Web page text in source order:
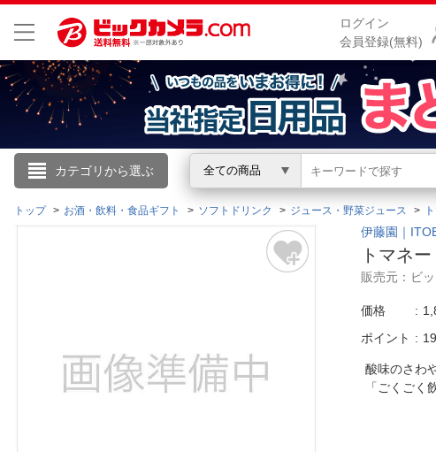
ログイン
会員登録(無料)
カテゴリから選ぶ 全ての商品
こんにちは
ログイン
閲覧履歴
トップ お酒・飲料・食品ギフト ソフトドリンク ジュース・野菜ジュース
伊藤園｜
トマネ
販売元：ビ
価格
ポイント
酸味のさわ
「ごくご